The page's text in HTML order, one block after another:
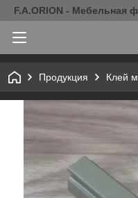
F.A.ORION - Мебельная
Продукция Клей